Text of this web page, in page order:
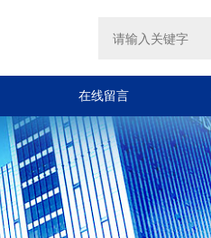
在线留言